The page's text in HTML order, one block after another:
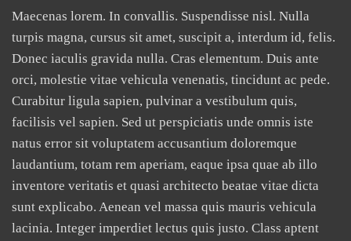
Maecenas lorem. In convallis. Suspendisse nisl. Nulla
turpis magna, cursus sit amet, suscipit a, interdum id, felis.
Donec iaculis gravida nulla. Cras elementum. Duis ante
orci, molestie vitae vehicula venenatis, tincidunt ac pede.
Curabitur ligula sapien, pulvinar a vestibulum quis,
facilisis vel sapien. Sed ut perspiciatis unde omnis iste
natus error sit voluptatem accusantium doloremque
laudantium, totam rem aperiam, eaque ipsa quae ab illo
inventore veritatis et quasi architecto beatae vitae dicta
sunt explicabo. Aenean vel massa quis mauris vehicula
lacinia. Integer imperdiet lectus quis justo. Class aptent